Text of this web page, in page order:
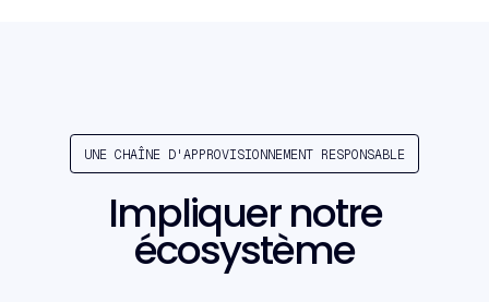
UNE CHAÎNE D'APPROVISIONNEMENT RESPONSABLE
Impliquer notre
écosystème